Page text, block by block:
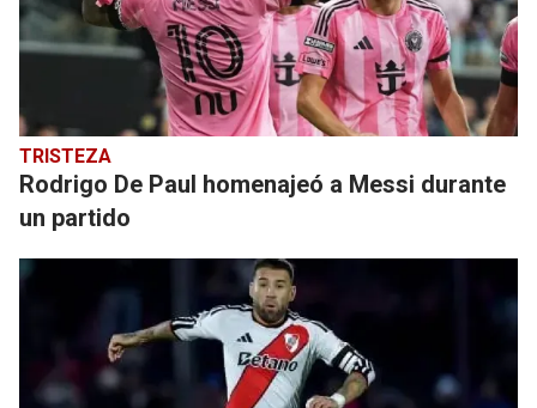
TRISTEZA
Rodrigo De Paul homenajeó a Messi durante
un partido